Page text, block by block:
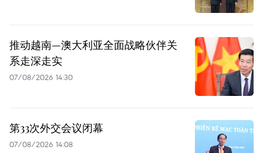
推动越南—澳大利亚全面战略伙伴关
系走深走实
07/08/2026 14:30
第33次外交会议闭幕
07/08/2026 14:08